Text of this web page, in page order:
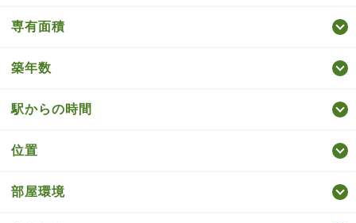
専有面積
築年数
駅からの時間
位置
部屋環境